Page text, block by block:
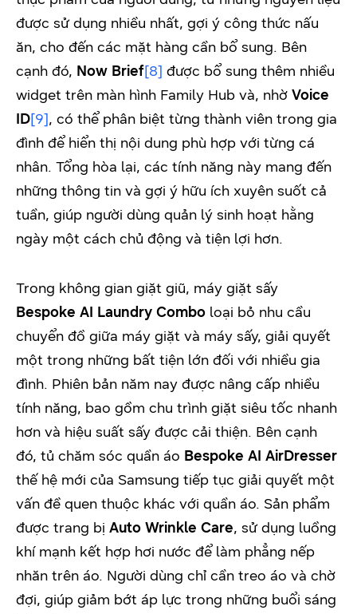
được sử dụng nhiều nhất, gợi ý công thức nấu
ăn, cho đến các mặt hàng cần bổ sung. Bên
cạnh đó, Now Brief[8] được bổ sung thêm nhiều
widget trên màn hình Family Hub và, nhờ Voice
ID[9], có thể phân biệt từng thành viên trong gia
đình để hiển thị nội dung phù hợp với từng cá
nhân. Tổng hòa lại, các tính năng này mang đến
những thông tin và gợi ý hữu ích xuyên suốt cả
tuần, giúp người dùng quản lý sinh hoạt hằng
ngày một cách chủ động và tiện lợi hơn.
Trong không gian giặt giũ, máy giặt sấy
Bespoke AI Laundry Combo loại bỏ nhu cầu
chuyển đồ giữa máy giặt và máy sấy, giải quyết
một trong những bất tiện lớn đối với nhiều gia
đình. Phiên bản năm nay được nâng cấp nhiều
tính năng, bao gồm chu trình giặt siêu tốc nhanh
hơn và hiệu suất sấy được cải thiện. Bên cạnh
đó, tủ chăm sóc quần áo Bespoke AI AirDresser
thế hệ mới của Samsung tiếp tục giải quyết một
vấn đề quen thuộc khác với quần áo. Sản phẩm
được trang bị Auto Wrinkle Care, sử dụng luồng
khí mạnh kết hợp hơi nước để làm phẳng nếp
nhăn trên áo. Người dùng chỉ cần treo áo và chờ
đợi, giúp giảm bớt áp lực trong những buổi sáng